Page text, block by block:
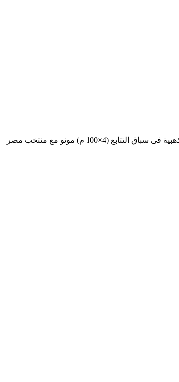
بعث مجلس إدارة نادى الاتحاد السكندرى برئاسة، محمد مصيلحى، بخالص التهانى القلبية منه لسباح النادى، عمر الكسار؛ لفوزه بالمركز الاول و الميدالية الذهبية فى سباق التتابع (4×100 م) مونو مع منتخب مصر